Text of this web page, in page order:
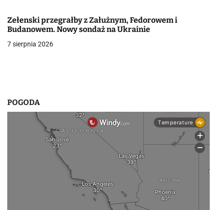
i
s
Zełenski przegrałby z Załużnym, Fedorowem i
Budanowem. Nowy sondaż na Ukrainie
7 sierpnia 2026
POGODA